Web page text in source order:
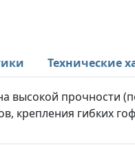
Технические
высокой прочности
крепления гибких